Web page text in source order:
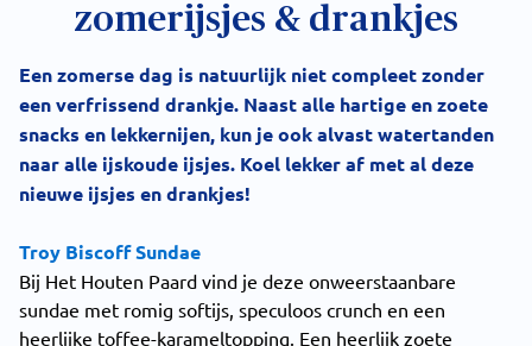
zomerijsjes & drankjes
Een zomerse dag is natuurlijk niet compleet zonder
een verfrissend drankje. Naast alle hartige en zoete
snacks en lekkernijen, kun je ook alvast watertanden
naar alle ijskoude ijsjes. Koel lekker af met al deze
nieuwe ijsjes en drankjes!
Troy Biscoff Sundae
Bij Het Houten Paard vind je deze onweerstaanbare
sundae met romig softijs, speculoos crunch en een
heerlijke toffee-karameltopping. Een heerlijk zoete